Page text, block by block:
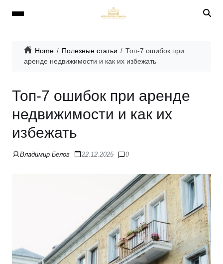
Home Полезные статьи
Топ-7 ошибок при
аренде недвижимости и как их избежать
Топ-7 ошибок при аренде
недвижимости и как их
избежать
Владимир Белов 22.12.2025 0